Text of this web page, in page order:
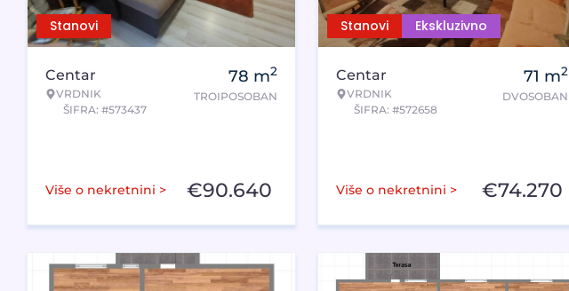
Stanovi
Centar
VRDNIK
ŠIFRA: #573437
78 m2
TROIPOSOBAN
Više o nekretnini > €90.640
Stanovi Ekskluzivno
Centar
VRDNIK
ŠIFRA: #572658
71 m2
DVOSOBAN
Više o nekretnini > €74.270